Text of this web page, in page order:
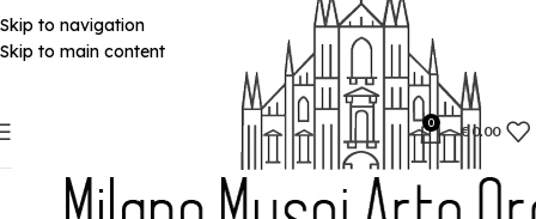
Skip to navigation
Skip to main content
0 € 0.00